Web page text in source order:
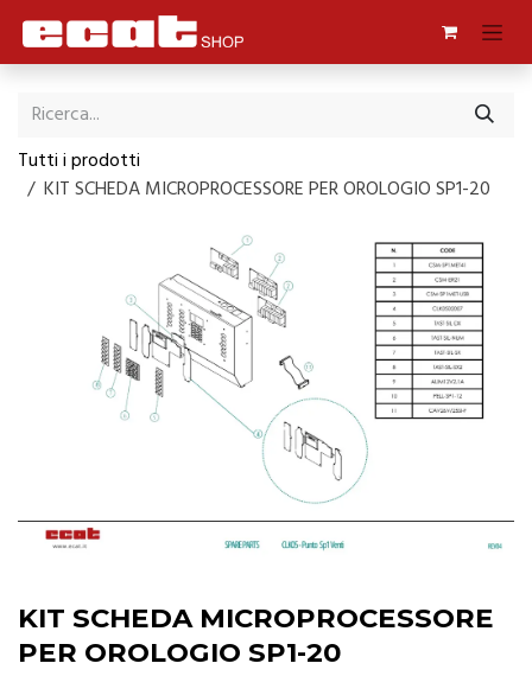
Passa al contenuto
Tutti i prodotti
KIT SCHEDA MICROPROCESSORE PER OROLOGIO SP1-20
KIT SCHEDA MICROPROCESSORE
PER OROLOGIO SP1-20